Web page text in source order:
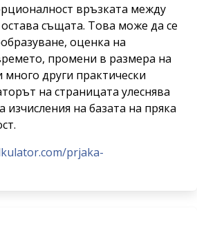
връзката между
същата. Това може да се
оценка на
промени в размера на
други практически
на страницата улеснява
на базата на пряка
prjaka-